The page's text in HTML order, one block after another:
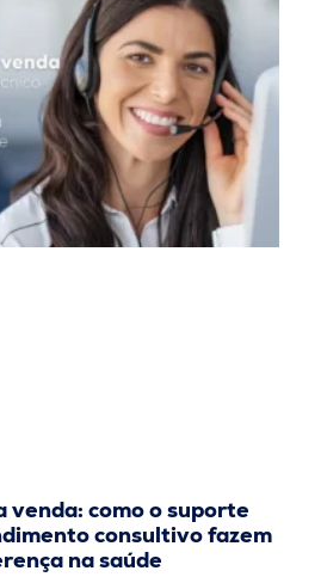
venda: como o suporte
consultivo fazem
na saúde